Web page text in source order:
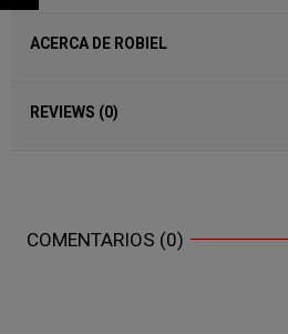
ACERCA DE ROBIEL
REVIEWS (0)
COMENTARIOS (0)